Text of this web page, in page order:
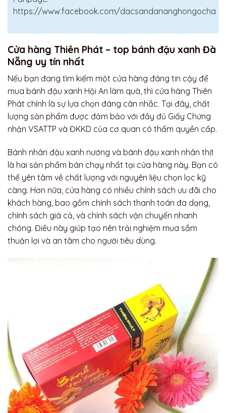
https://www.facebook.com/dacsandananghongocha
Cửa hàng Thiên Phát – top bánh đậu xanh Đà
Nẵng uy tín nhất
Nếu bạn đang tìm kiếm một cửa hàng đáng tin cậy để
mua bánh đậu xanh Hội An làm quà, thì cửa hàng Thiên
Phát chính là sự lựa chọn đáng cân nhắc. Tại đây, chất
lượng sản phẩm được đảm bảo với đầy đủ Giấy Chứng
nhận VSATTP và ĐKKD của cơ quan có thẩm quyền cấp.
Bánh nhân đậu xanh nướng và bánh đậu xanh nhân thịt
là hai sản phẩm bán chạy nhất tại cửa hàng này. Bạn có
thể yên tâm về chất lượng với nguyên liệu chọn lọc kỹ
càng. Hơn nữa, cửa hàng có nhiều chính sách ưu đãi cho
khách hàng, bao gồm chính sách thanh toán đa dạng,
chính sách giá cả, và chính sách vận chuyển nhanh
chóng. Điều này giúp tạo nên trải nghiệm mua sắm
thuận lợi và an tâm cho người tiêu dùng.